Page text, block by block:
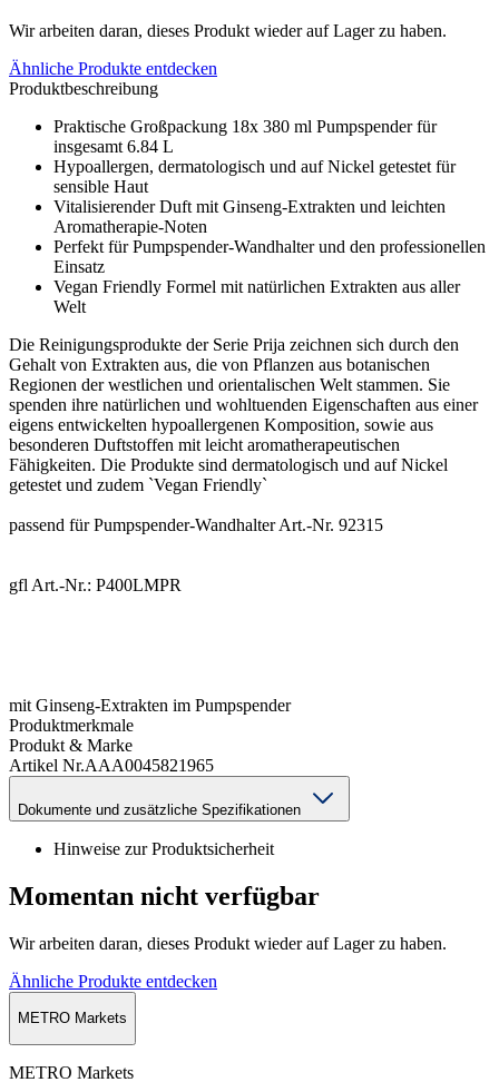
Wir arbeiten daran, dieses Produkt wieder auf Lager zu haben.
Ähnliche Produkte entdecken
Produktbeschreibung
Praktische Großpackung 18x 380 ml Pumpspender für
insgesamt 6.84 L
Hypoallergen, dermatologisch und auf Nickel getestet für
sensible Haut
Vitalisierender Duft mit Ginseng-Extrakten und leichten
Aromatherapie-Noten
Perfekt für Pumpspender-Wandhalter und den professionellen
Einsatz
Vegan Friendly Formel mit natürlichen Extrakten aus aller
Welt
Die Reinigungsprodukte der Serie Prija zeichnen sich durch den
Gehalt von Extrakten aus, die von Pflanzen aus botanischen
Regionen der westlichen und orientalischen Welt stammen. Sie
spenden ihre natürlichen und wohltuenden Eigenschaften aus einer
eigens entwickelten hypoallergenen Komposition, sowie aus
besonderen Duftstoffen mit leicht aromatherapeutischen
Fähigkeiten. Die Produkte sind dermatologisch und auf Nickel
getestet und zudem `Vegan Friendly`
passend für Pumpspender-Wandhalter Art.-Nr. 92315
gfl Art.-Nr.: P400LMPR
mit Ginseng-Extrakten im Pumpspender
Produktmerkmale
Produkt & Marke
Artikel Nr.AAA0045821965
Dokumente und zusätzliche Spezifikationen
Hinweise zur Produktsicherheit
Momentan nicht verfügbar
Wir arbeiten daran, dieses Produkt wieder auf Lager zu haben.
Ähnliche Produkte entdecken
METRO Markets
METRO Markets